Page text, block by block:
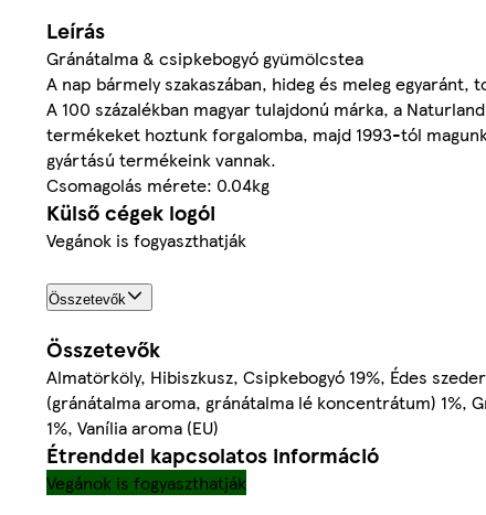
Leírás
Gránátalma & csipkebogyó gyümölcstea
A nap bármely szakaszában, hideg és meleg
A 100 százalékban magyar tulajdonú márka, a
termékeket hoztunk forgalomba, majd 1993-tól
gyártású termékeink vannak.
Csomagolás mérete: 0.04kg
Külső cégek logói
Vegánok is fogyaszthatják
Összetevők
Összetevők
Almatörköly, Hibiszkusz, Csipkebogyó 19%, Édes
(gránátalma aroma, gránátalma lé koncentrátum) 1%,
1%, Vanília aroma (EU)
Étrenddel kapcsolatos információ
Vegánok is fogyaszthatják